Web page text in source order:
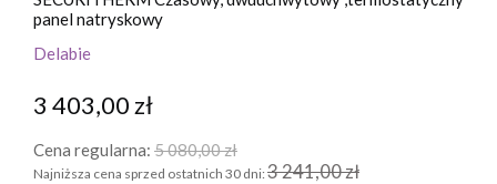
panel natryskowy
Delabie
3 403,00 zł
Cena regularna: 5 080,00 zł
Najniższa cena sprzed ostatnich 30 dni: 3 241,00 zł